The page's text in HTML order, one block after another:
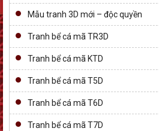
Mẫu tranh 3D mới – độc quyền
Tranh bể cá mã TR3D
Tranh bể cá mã KTD
Tranh bể cá mã T5D
Tranh bể cá mã T6D
Tranh bể cá mã T7D